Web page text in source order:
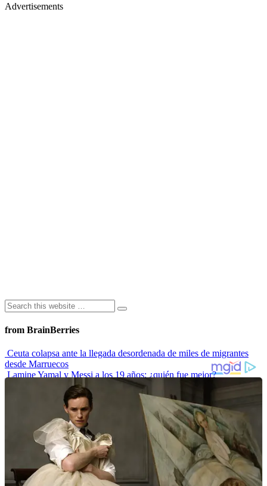
Advertisements
from BrainBerries
Ceuta colapsa ante la llegada desordenada de miles de migrantes
desde Marruecos
Lamine Yamal y Messi a los 19 años: ¿quién fue mejor?
“Envidiosa”, la serie argentina que muestra a una mujer real
Las 10 influencers latinas plus size que inspiran a sus seguidoras
La princesa Leonor finaliza su formación militar y se prepara para
Advertisements